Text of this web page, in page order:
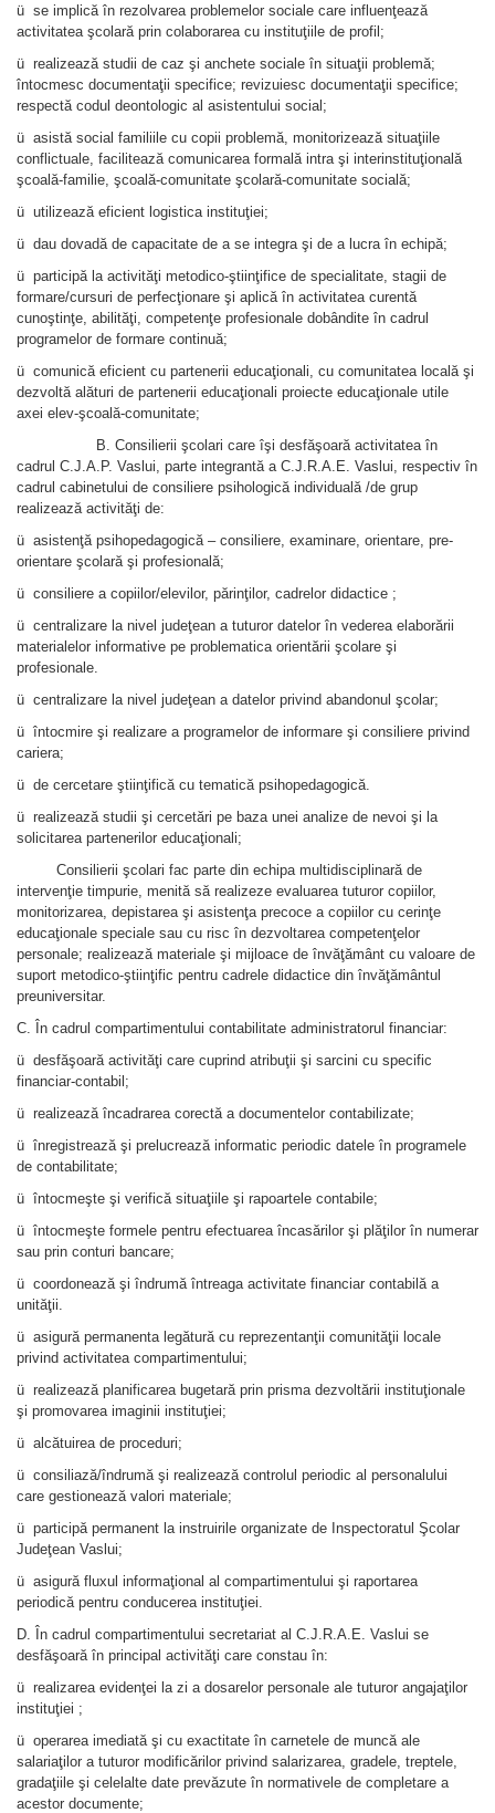
ü se implică în rezolvarea problemelor sociale care influenţează
activitatea şcolară prin colaborarea cu instituţiile de profil;
ü realizează studii de caz şi anchete sociale în situaţii problemă;
întocmesc documentaţii specifice; revizuiesc documentaţii specifice;
respectă codul deontologic al asistentului social;
ü asistă social familiile cu copii problemă, monitorizează situaţiile
conflictuale, facilitează comunicarea formală intra şi interinstituţională
şcoală-familie, şcoală-comunitate şcolară-comunitate socială;
ü utilizează eficient logistica instituţiei;
ü dau dovadă de capacitate de a se integra şi de a lucra în echipă;
ü participă la activităţi metodico-ştiinţifice de specialitate, stagii de
formare/cursuri de perfecţionare şi aplică în activitatea curentă
cunoştinţe, abilităţi, competenţe profesionale dobândite în cadrul
programelor de formare continuă;
ü comunică eficient cu partenerii educaţionali, cu comunitatea locală şi
dezvoltă alături de partenerii educaţionali proiecte educaţionale utile
axei elev-şcoală-comunitate;
B. Consilierii şcolari care îşi desfăşoară activitatea în
cadrul C.J.A.P. Vaslui, parte integrantă a C.J.R.A.E. Vaslui, respectiv în
cadrul cabinetului de consiliere psihologică individuală /de grup
realizează activităţi de:
ü asistenţă psihopedagogică – consiliere, examinare, orientare, pre-
orientare şcolară şi profesională;
ü consiliere a copiilor/elevilor, părinţilor, cadrelor didactice ;
ü centralizare la nivel judeţean a tuturor datelor în vederea elaborării
materialelor informative pe problematica orientării şcolare şi
profesionale.
ü centralizare la nivel judeţean a datelor privind abandonul şcolar;
ü întocmire şi realizare a programelor de informare şi consiliere privind
cariera;
ü de cercetare ştiinţifică cu tematică psihopedagogică.
ü realizează studii şi cercetări pe baza unei analize de nevoi şi la
solicitarea partenerilor educaţionali;
Consilierii şcolari fac parte din echipa multidisciplinară de
intervenţie timpurie, menită să realizeze evaluarea tuturor copiilor,
monitorizarea, depistarea şi asistenţa precoce a copiilor cu cerinţe
educaţionale speciale sau cu risc în dezvoltarea competenţelor
personale; realizează materiale şi mijloace de învăţământ cu valoare de
suport metodico-ştiinţific pentru cadrele didactice din învăţământul
preuniversitar.
C. În cadrul compartimentului contabilitate administratorul financiar:
ü desfăşoară activităţi care cuprind atribuţii şi sarcini cu specific
financiar-contabil;
ü realizează încadrarea corectă a documentelor contabilizate;
ü înregistrează şi prelucrează informatic periodic datele în programele
de contabilitate;
ü întocmeşte şi verifică situaţiile şi rapoartele contabile;
ü întocmeşte formele pentru efectuarea încasărilor şi plăţilor în numerar
sau prin conturi bancare;
ü coordonează şi îndrumă întreaga activitate financiar contabilă a
unităţii.
ü asigură permanenta legătură cu reprezentanţii comunităţii locale
privind activitatea compartimentului;
ü realizează planificarea bugetară prin prisma dezvoltării instituţionale
şi promovarea imaginii instituţiei;
ü alcătuirea de proceduri;
ü consiliază/îndrumă şi realizează controlul periodic al personalului
care gestionează valori materiale;
ü participă permanent la instruirile organizate de Inspectoratul Şcolar
Judeţean Vaslui;
ü asigură fluxul informaţional al compartimentului şi raportarea
periodică pentru conducerea instituţiei.
D. În cadrul compartimentului secretariat al C.J.R.A.E. Vaslui se
desfăşoară în principal activităţi care constau în:
ü realizarea evidenţei la zi a dosarelor personale ale tuturor angajaţilor
instituţiei ;
ü operarea imediată şi cu exactitate în carnetele de muncă ale
salariaţilor a tuturor modificărilor privind salarizarea, gradele, treptele,
gradaţiile şi celelalte date prevăzute în normativele de completare a
acestor documente;